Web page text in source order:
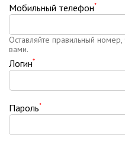
Мобильный телефон*
Оставляйте правильный
вами.
Логин*
Пароль*